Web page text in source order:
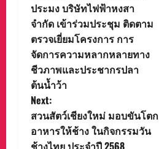
t
n
a
v
i
ประมง บริษัทไฟฟ้าหงสา
จำกัด เข้าร่วมประชุม ติดตาม
ตรวจเยี่ยมโครงการ การ
จัดการความหลากหลายทาง
ชีวภาพและประชากรปลา
ต้นน้ำว้า
Next:
สวนสัตว์เชียงใหม่ มอบขันโตก
อาหารให้ช้าง ในกิจกรรมวัน
ช้างไทย ประจำปี 2568